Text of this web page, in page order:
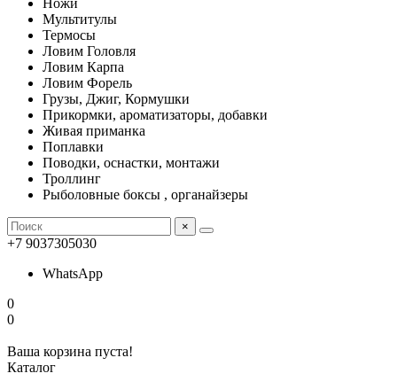
Ножи
Мультитулы
Термосы
Ловим Головля
Ловим Карпа
Ловим Форель
Грузы, Джиг, Кормушки
Прикормки, ароматизаторы, добавки
Живая приманка
Поплавки
Поводки, оснастки, монтажи
Троллинг
Рыболовные боксы , органайзеры
×
+7 9037305030
WhatsApp
0
0
Ваша корзина пуста!
Каталог